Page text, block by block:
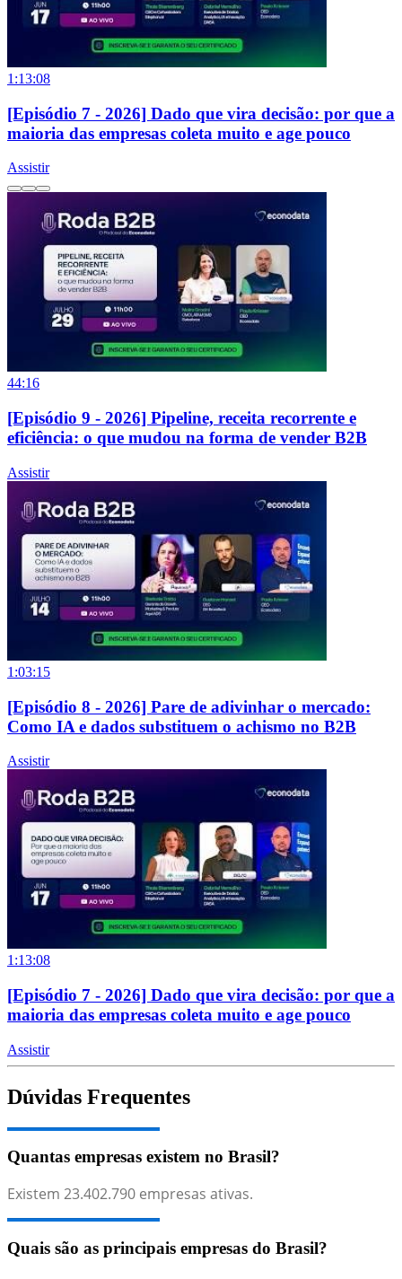
1:13:08
[Episódio 7 - 2026] Dado que vira decisão: por que a
maioria das empresas coleta muito e age pouco
Assistir
44:16
[Episódio 9 - 2026] Pipeline, receita recorrente e
eficiência: o que mudou na forma de vender B2B
Assistir
1:03:15
[Episódio 8 - 2026] Pare de adivinhar o mercado:
Como IA e dados substituem o achismo no B2B
Assistir
1:13:08
[Episódio 7 - 2026] Dado que vira decisão: por que a
maioria das empresas coleta muito e age pouco
Assistir
Dúvidas Frequentes
Quantas empresas existem no Brasil?
Existem 23.402.790 empresas ativas.
Quais são as principais empresas do Brasil?